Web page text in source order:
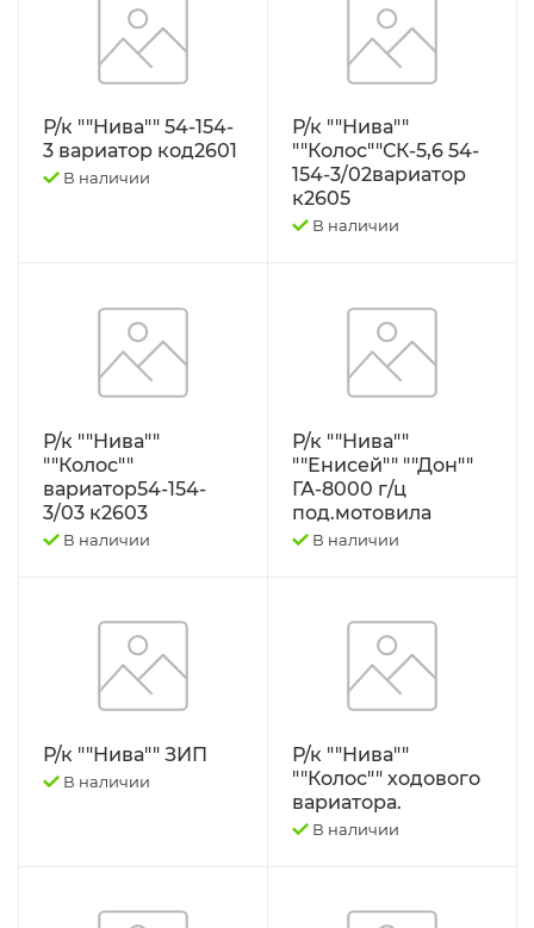
Р/к ""Нива"" 54-154-
3 вариатор код2601
В наличии
Р/к ""Нива""
""Колос""СК-5,6 54-
154-3/02вариатор
к2605
В наличии
Р/к ""Нива""
""Колос""
вариатор54-154-
3/03 к2603
В наличии
Р/к ""Нива""
""Енисей"" ""Дон""
ГА-8000 г/ц
под.мотовила
В наличии
Р/к ""Нива"" ЗИП
В наличии
Р/к ""Нива""
""Колос"" ходового
вариатора.
В наличии
Трактор Т-70С
ТУРБОКОМПРЕССОРЫ
ПОМПЫ, НАСОС ПОДКА
ЭЛЕКТРООБОРУДОВАНИЕ
ЭО-3323, ЭО-2621 ПЭА-1 ТО-49,702,
ЕК-12,14, ДЭК-251